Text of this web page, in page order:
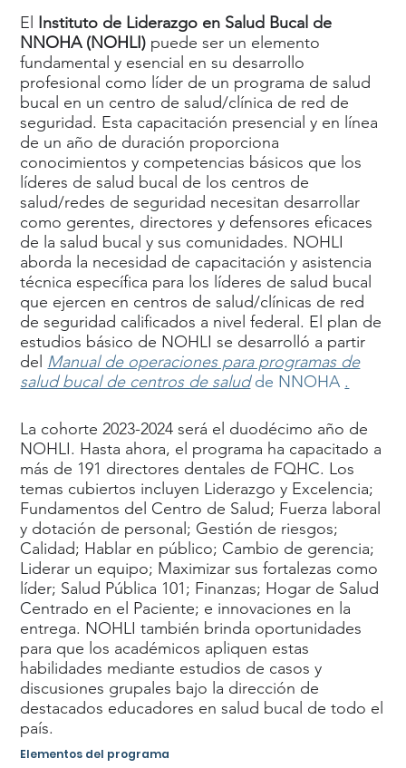
El Instituto de Liderazgo en Salud Bucal de
NNOHA (NOHLI) puede ser un elemento
fundamental y esencial en su desarrollo
profesional como líder de un programa de salud
bucal en un centro de salud/clínica de red de
seguridad. Esta capacitación presencial y en línea
de un año de duración proporciona
conocimientos y competencias básicos que los
líderes de salud bucal de los centros de
salud/redes de seguridad necesitan desarrollar
como gerentes, directores y defensores eficaces
de la salud bucal y sus comunidades. NOHLI
aborda la necesidad de capacitación y asistencia
técnica específica para los líderes de salud bucal
que ejercen en centros de salud/clínicas de red
de seguridad calificados a nivel federal. El plan de
estudios básico de NOHLI se desarrolló a partir
del Manual de operaciones para programas de
salud bucal de centros de saludde NNOHA .
La cohorte 2023-2024 será el duodécimo año de
NOHLI. Hasta ahora, el programa ha capacitado a
más de 191 directores dentales de FQHC. Los
temas cubiertos incluyen Liderazgo y Excelencia;
Fundamentos del Centro de Salud; Fuerza laboral
y dotación de personal; Gestión de riesgos;
Calidad; Hablar en público; Cambio de gerencia;
Liderar un equipo; Maximizar sus fortalezas como
líder; Salud Pública 101; Finanzas; Hogar de Salud
Centrado en el Paciente; e innovaciones en la
entrega. NOHLI también brinda oportunidades
para que los académicos apliquen estas
habilidades mediante estudios de casos y
discusiones grupales bajo la dirección de
destacados educadores en salud bucal de todo el
país.
Elementos del programa